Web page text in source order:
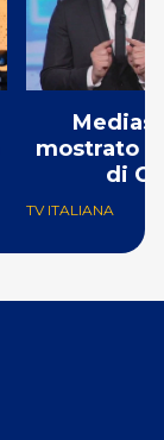
mostrato il
di
TV ITALIANA